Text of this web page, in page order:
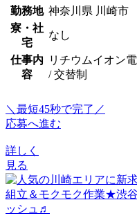
勤務地 神奈川県 川崎市
寮・社
宅
なし
仕事内
容
リチウムイオン
/ 交替制
＼最短45秒で完了／
応募へ進む
詳しく
見る